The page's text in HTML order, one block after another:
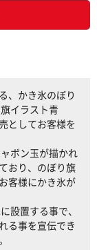
、かき氷のぼり
イラスト青
としてお客様を
ボン玉が描かれ
おり、のぼり旗
客様にかき氷が
設置する事で、
る事を宣伝でき